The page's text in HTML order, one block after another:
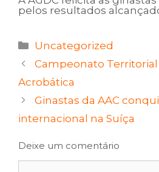
pelos resultados
Categorias
Uncategorized
Campeonato Territorial
Acrobática
Ginastas da AAC
internacional na Suíça
Deixe um comentário
Comentário